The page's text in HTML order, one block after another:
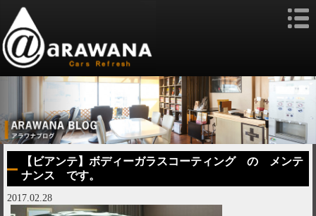
【ビアンテ】ボディーガラスコーティング の メンテ
ナンス です。
2017.02.28